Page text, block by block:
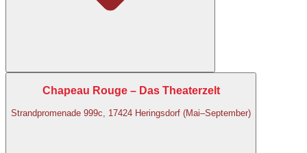
Chapeau Rouge – Das Theaterzelt
Strandpromenade 999c, 17424 Heringsdorf (Mai–September)